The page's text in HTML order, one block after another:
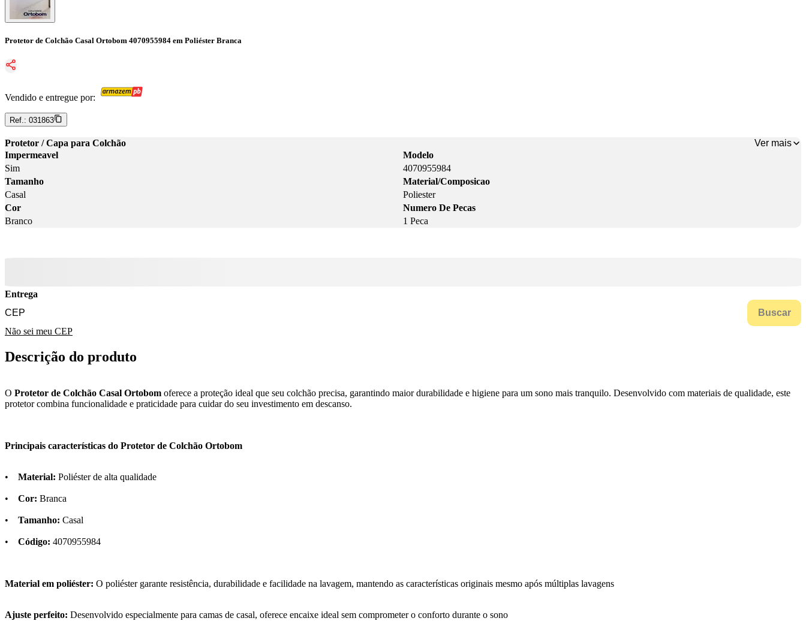
Protetor de Colchão Casal Ortobom 4070955984 em Poliéster Branca
Vendido e entregue por:
Ref.: 031863
Protetor / Capa para Colchão
Ver mais
Impermeavel
Sim
Modelo
4070955984
Tamanho
Casal
Material/Composicao
Poliester
Cor
Branco
Numero De Pecas
1 Peca
Entrega
Buscar
Não sei meu CEP
Descrição do produto
O Protetor de Colchão Casal Ortobom oferece a proteção ideal que seu colchão precisa, garantindo maior durabilidade e higiene para um sono mais tranquilo. Desenvolvido com materiais de qualidade, este
protetor combina funcionalidade e praticidade para cuidar do seu investimento em descanso.
Principais características do Protetor de Colchão Ortobom
• Material: Poliéster de alta qualidade
• Cor: Branca
• Tamanho: Casal
• Código: 4070955984
Material em poliéster: O poliéster garante resistência, durabilidade e facilidade na lavagem, mantendo as características originais mesmo após múltiplas lavagens
Ajuste perfeito: Desenvolvido especialmente para camas de casal, oferece encaixe ideal sem comprometer o conforto durante o sono